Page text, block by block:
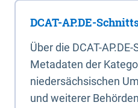
DCAT-AP.DE-
Über die DCAT-
Metadaten der
niedersächsischen
und weiterer